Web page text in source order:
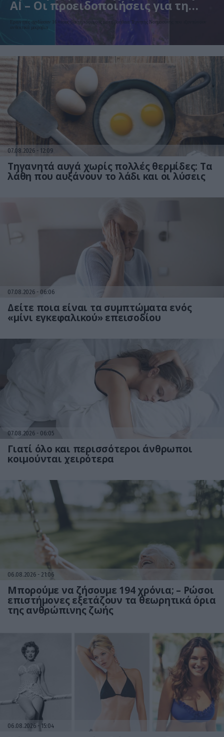
AI – Οι προειδοποιήσεις για τη
βιοασφάλεια
Ερευνητές σχεδίασαν 16 νέους βακτηριοφάγους με τη βοήθεια Τεχνητής Νοημοσύνης που εξοντώνουν
ανθεκτικά μικρόβια
07.08.2026 12:09
Τηγανητά αυγά χωρίς πολλές θερμίδες: Τα
λάθη που αυξάνουν το λάδι και οι λύσεις
07.08.2026 06:06
Δείτε ποια είναι τα συμπτώματα ενός
«μίνι εγκεφαλικού» επεισοδίου
07.08.2026 06:05
Γιατί όλο και περισσότεροι άνθρωποι
κοιμούνται χειρότερα
06.08.2026 21:06
Μπορούμε να ζήσουμε 194 χρόνια; – Ρώσοι
επιστήμονες εξετάζουν τα θεωρητικά όρια
της ανθρώπινης ζωής
06.08.2026 15:04